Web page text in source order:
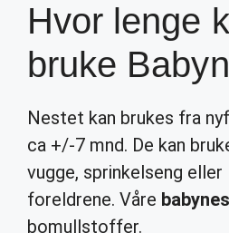
Hvor lenge
bruke
Nestet kan brukes fra
ca +/-7 mnd. De kan
vugge, sprinkelseng
foreldrene. Våre
bomullstoffer.